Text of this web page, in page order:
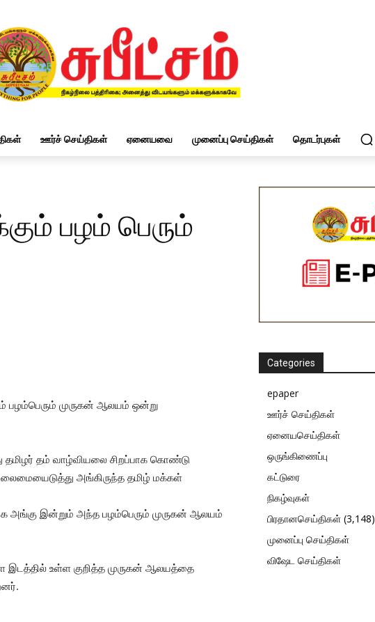
ஊர்ச் செய்திகள் ஏனையவை முனைப்பு செய்திகள் தொடர்புகள்
பழம் பெரும்
பழம்பெரும் முருகன் ஆலயம் ஒன்று
தமிழர் தம் வாழ்வியலை சிறப்பாக கொண்டு
அங்கிருந்த தமிழ் மக்கள்
அங்கு இன்றும் அந்த பழம்பெரும் முருகன் ஆலயம்
இடத்தில் உள்ள குறித்த முருகன் ஆலயத்தை
Categories
epaper
ஊர்ச் செய்திகள்
ஏனையசெய்திகள்
ஒருங்கிணைப்பு
கட்டுரை
நிகழ்வுகள்
பிரதானசெய்திகள் (3,148)
முனைப்பு செய்திகள்
விஷேட செய்திகள்